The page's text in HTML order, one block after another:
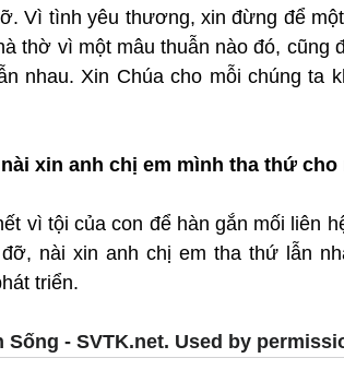
Vì tình yêu thương, xin đừng để
thờ vì một mâu thuẫn nào đó, cũng
nhau. Xin Chúa cho mỗi chúng ta
xin anh chị em mình tha thứ cho
vì tội của con để hàn gắn mối liên
nài xin anh chị em tha thứ lẫn
triển.
Sống - SVTK.net. Used by